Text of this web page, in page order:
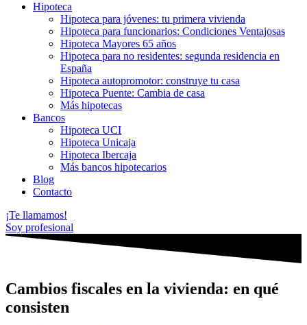
Hipoteca
Hipoteca para jóvenes: tu primera vivienda
Hipoteca para funcionarios: Condiciones Ventajosas
Hipoteca Mayores 65 años
Hipoteca para no residentes: segunda residencia en
España
Hipoteca autopromotor: construye tu casa
Hipoteca Puente: Cambia de casa
Más hipotecas
Bancos
Hipoteca UCI
Hipoteca Unicaja
Hipoteca Ibercaja
Más bancos hipotecarios
Blog
Contacto
¡Te llamamos!
Soy profesional
Cambios fiscales en la vivienda: en qué
consisten